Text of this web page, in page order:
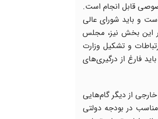
قابل انجام است.
و باید شورای عالی
این بخش نیز، مجلس
و تشکیل وزارت
فارغ از درگیری‌های
از دیگر گام‌هایی
در بودجه دولتی